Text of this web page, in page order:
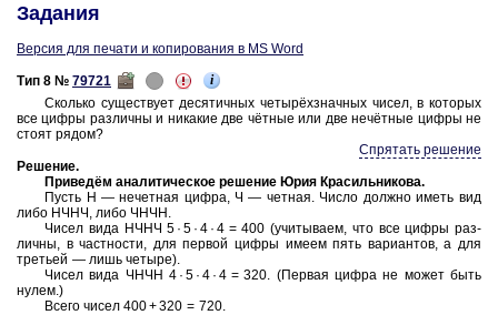
Задания
Версия для печати и копирования в MS Word
Тип 8 № 79721
i
Сколь­ко су­ще­ству­ет де­ся­тич­ных четырёхзнач­ных чисел, в ко­то­рых
все цифры раз­лич­ны и ни­ка­кие две чётные или две нечётные цифры не
стоят рядом?
Спрятать решение
Ре­ше­ние.
При­ведём ана­ли­ти­че­ское ре­ше­ние Юрия Кра­силь­ни­ко­ва.
Пусть Н — не­чет­ная цифра, Ч — чет­ная. Число долж­но иметь вид
либо НЧНЧ, либо ЧНЧН.
Чисел вида НЧНЧ 5 · 5 · 4 · 4 = 400 (учи­ты­ва­ем, что все цифры раз­
лич­ны, в част­но­сти, для пер­вой цифры имеем пять ва­ри­ан­тов, а для
тре­тьей — лишь че­ты­ре).
Чисел вида ЧНЧН 4 · 5 · 4 · 4 = 320. (Пер­вая цифра не может быть
нулем.)
Всего чисел 400 + 320 = 720.